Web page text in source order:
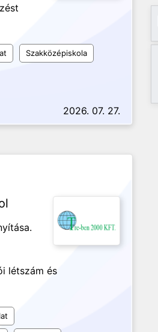
Szakközépiskola
2026. 07. 27.
létszám és